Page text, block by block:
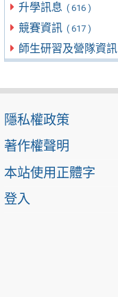
升學訊息 ( 616 )
競賽資訊 ( 617 )
師生研習及營隊資訊
隱私權政策
著作權聲明
本站使用正體字
登入